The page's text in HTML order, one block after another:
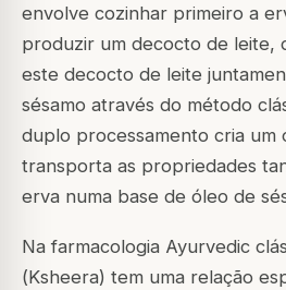
envolve cozinhar primeiro a
produzir um decocto de leite,
este decocto de leite
sésamo através do método
duplo processamento cria um
transporta as propriedades
erva numa base de óleo de
Na farmacologia Ayurvedic
(Ksheera) tem uma relação